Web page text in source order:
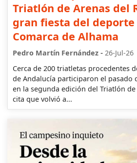
Triatlón de Arenas del
gran fiesta del deporte
Comarca de Alhama
Pedro Martín Fernández - 26-Jul-26
Cerca de 200 triatletas procedentes
de Andalucía participaron el pasado
en la segunda edición del Triatlón de
cita que volvió a...